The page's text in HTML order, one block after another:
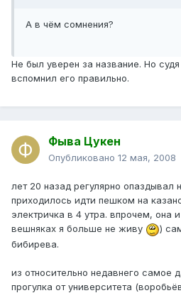
А в чём сомнения?
Не был уверен за название. Но
вспомнил его правильно.
Фыва Цукен
Опубликовано 12 мая, 2008
лет 20 назад регулярно опаздывал
приходилось идти пешком на
электричка в 4 утра. впрочем, она
вешняках я больше не живу
)
бибирева.
из относительно недавнего самое
прогулка от университета